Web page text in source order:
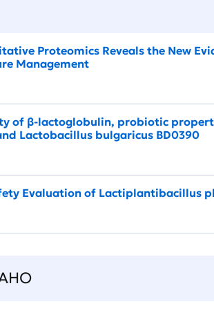
Proteomics Reveals the New
Management
of β-lactoglobulin, probiotic
Lactobacillus bulgaricus BD0390
Evaluation of Lactiplantibacillus